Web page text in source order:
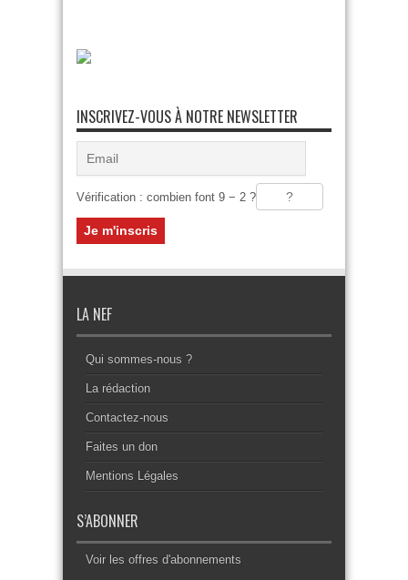
INSCRIVEZ-VOUS À NOTRE NEWSLETTER
Vérification : combien font 9 − 2 ?
LA NEF
Qui sommes-nous ?
La rédaction
Contactez-nous
Faites un don
Mentions Légales
S’ABONNER
Voir les offres d'abonnements